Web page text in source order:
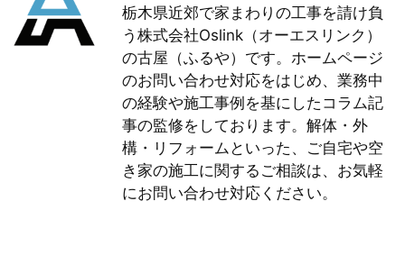
栃木県近郊で家まわりの工事を請け負
う株式会社Oslink（オーエスリンク）
の古屋（ふるや）です。ホームページ
のお問い合わせ対応をはじめ、業務中
の経験や施工事例を基にしたコラム記
事の監修をしております。解体・外
構・リフォームといった、ご自宅や空
き家の施工に関するご相談は、お気軽
にお問い合わせ対応ください。